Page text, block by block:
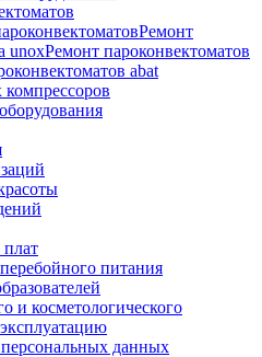
Ремонт
unoxРемонт пароконвектоматов
abat
питания
и косметологического
данных